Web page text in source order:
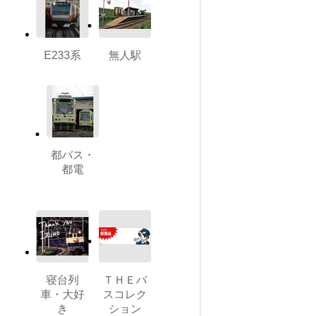
E233系 無人駅
都バス・
都電
寝台列
車・大好
き
ＴＨＥバ
スコレク
ション